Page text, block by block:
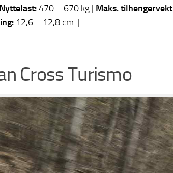
Nyttelast:470 – 670 kg | Maks. tilhengervekt
12,6 – 12,8 cm. |
Cross Turismo